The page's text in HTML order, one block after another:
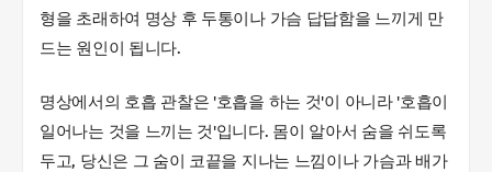
형을 초래하여 명상 후 두통이나 가슴 답답함을 느끼게 만
드는 원인이 됩니다.
명상에서의 호흡 관찰은 '호흡을 하는 것'이 아니라 '호흡이
일어나는 것을 느끼는 것'입니다. 몸이 알아서 숨을 쉬도록
두고, 당신은 그 숨이 코끝을 지나는 느낌이나 가슴과 배가